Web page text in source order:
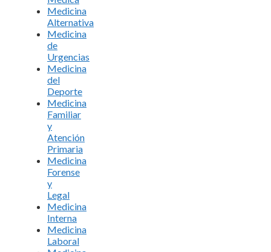
Medicina
Alternativa
Medicina
de
Urgencias
Medicina
del
Deporte
Medicina
Familiar
y
Atención
Primaria
Medicina
Forense
y
Legal
Medicina
Interna
Medicina
Laboral